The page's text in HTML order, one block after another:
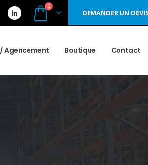
0
DEMANDER UN DEVIS
Agencement Boutique Contact